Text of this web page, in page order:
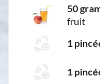
50
fruit
1
1